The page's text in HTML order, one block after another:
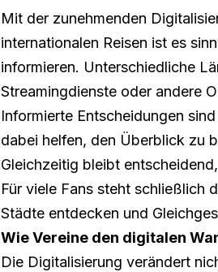
Mit der zunehmenden
internationalen Reisen ist es
informieren. Unterschiedliche
Streamingdienste oder andere
Informierte Entscheidungen
dabei helfen, den Überblick zu
Gleichzeitig bleibt
Für viele Fans steht schließlich
Städte entdecken und
Wie Vereine den digitalen
Die Digitalisierung verändert